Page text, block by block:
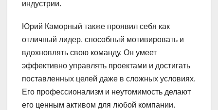
индустрии.
Юрий Каморный также проявил себя как
отличный лидер, способный мотивировать и
вдохновлять свою команду. Он умеет
эффективно управлять проектами и достигать
поставленных целей даже в сложных условиях.
Его профессионализм и неутомимость делают
его ценным активом для любой компании.